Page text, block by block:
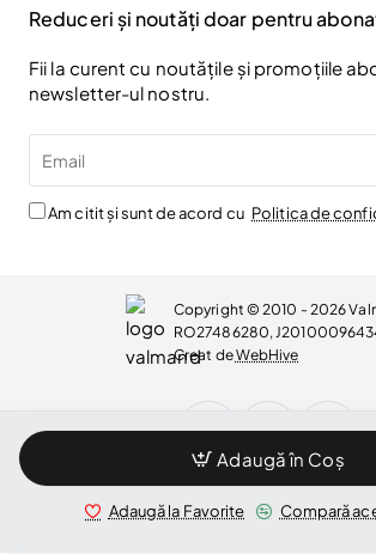
Adaugă în Coș
Adaugă la Favorite Compară
Reduceri și noutăți doar pentru
Fii la curent cu noutățile și promoțiile
newsletter-ul nostru.
Am citit și sunt de acord cu Politica de
Copyright © 2010 - 2026
RO27486280,
Creat deWebHive
WhatsApp